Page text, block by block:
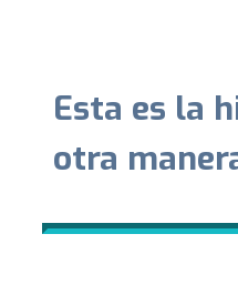
Esta es la
otra